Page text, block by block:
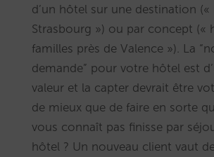
d’un hôtel sur une destination («
Strasbourg ») ou par concept («
familles près de Valence »). La
demande” pour votre hôtel est
valeur et la capter devrait être
de mieux que de faire en sorte
vous connaît pas finisse par
hôtel ? Un nouveau client vaut